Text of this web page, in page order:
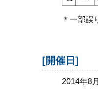
＊一部誤
[開催日]
2014年8